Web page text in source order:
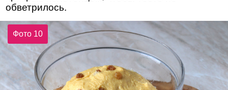
обветрилось.
Фото 10